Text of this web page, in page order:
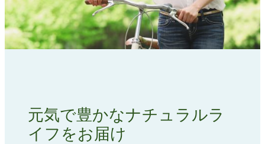
元気で豊かなナチュラルラ
イフをお届け